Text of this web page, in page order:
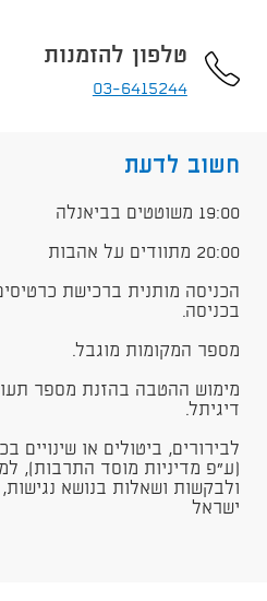
טלפון להזמנות
03-6415244
חשוב לדעת
​19:00 משוטטים בביאנלה
20:00 מתוודים על אהבות
הכניסה מותנית ברכישת
בכניסה.
מספר המקומות מוגבל.
מימוש ההטבה בהזנת מספר
דיגיתל.
לבירורים, ביטולים או שינויים
(ע"פ מדיניות מוסד התרבות),
ולבקשות ושאלות בנושא
ישראל